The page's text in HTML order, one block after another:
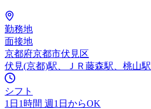
勤務地
面接地
京都府京都市伏見区
伏見(京都)駅、ＪＲ藤森駅、桃山駅
シフト
1日1時間 週1日からOK